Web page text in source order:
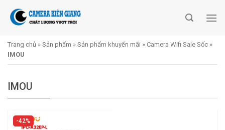
Trang chủ » Sản phẩm » Sản phẩm khuyến mãi » Camera Wifi Sale Sốc »
IMOU
IMOU
42%